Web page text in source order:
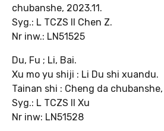
chubanshe, 2023.11.
Syg.: L TCZS II Chen Z.
Nr inw.: LN51525
Du, Fu ; Li, Bai.
Xu mo yu shiji : Li Du shi xuandu.
Tainan shi : Cheng da
Syg.: L TCZS II Xu
Nr inw: LN51528